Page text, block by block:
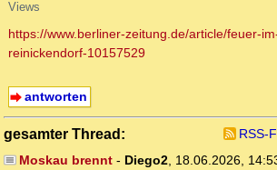
Views
https://www.berliner-zeitung.de/article/feuer-
reinickendorf-10157529
antworten
gesamter Thread:
RSS-
Moskau brennt- Diego2, 18.06.2026,